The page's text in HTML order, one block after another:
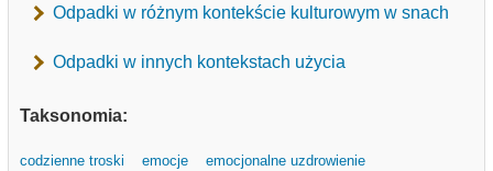
Odpadki w różnym kontekście kulturowym w snach
Odpadki w innych kontekstach użycia
Taksonomia:
codzienne troski emocje
emocjonalne uzdrowienie